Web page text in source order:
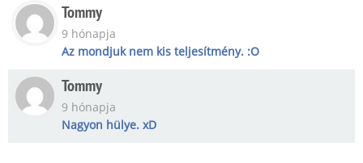
Tommy
9 hónapja
Az mondjuk nem kis teljesítmény. :O
Tommy
9 hónapja
Nagyon hülye. xD